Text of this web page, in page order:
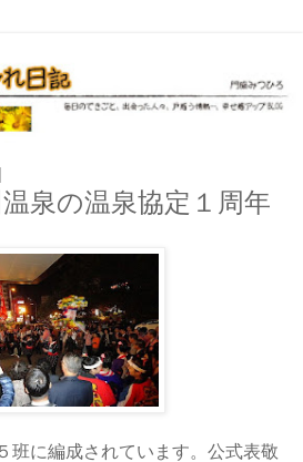
泉の温泉協定１周年
に編成されています。公式表敬